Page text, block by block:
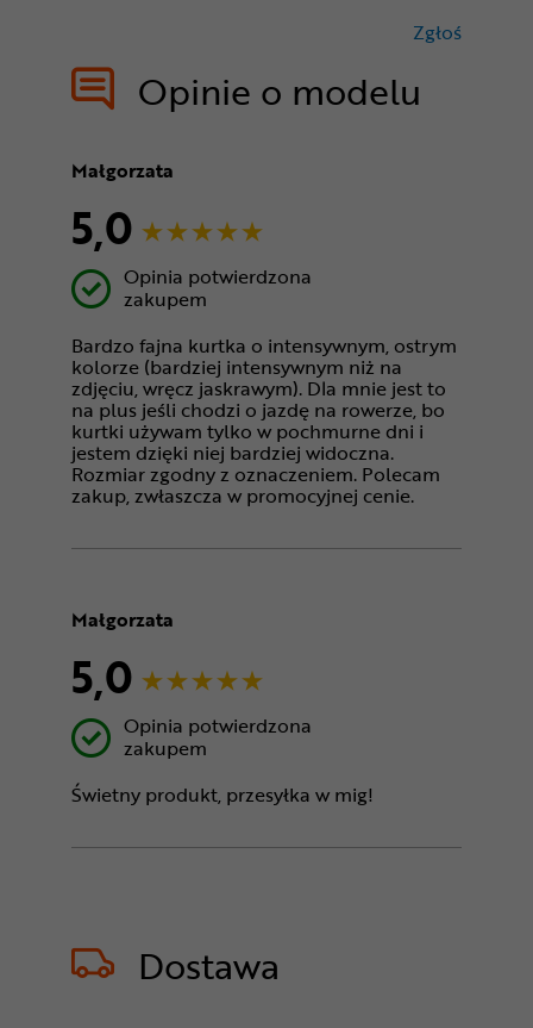
Opinie o modelu
Zgłoś
Małgorzata
5,0
Opinia potwierdzona
zakupem
Bardzo fajna kurtka o intensywnym, ostrym
kolorze (bardziej intensywnym niż na
zdjęciu, wręcz jaskrawym). Dla mnie jest to
na plus jeśli chodzi o jazdę na rowerze, bo
kurtki używam tylko w pochmurne dni i
jestem dzięki niej bardziej widoczna.
Rozmiar zgodny z oznaczeniem. Polecam
zakup, zwłaszcza w promocyjnej cenie.
Małgorzata
5,0
Opinia potwierdzona
zakupem
Świetny produkt, przesyłka w mig!
Dostawa